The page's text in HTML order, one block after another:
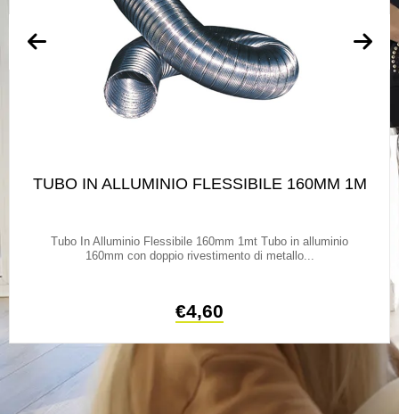
TUBO IN ALLUMINIO FLESSIBILE 160MM 1M
Tubo In Alluminio Flessibile 160mm 1mt Tubo in alluminio
160mm con doppio rivestimento di metallo...
€4,60